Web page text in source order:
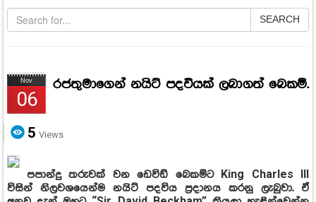
SEARCH
Nov
06
රජතුමාගෙන් නයිට් පදවියක් ලබාගත් බෙකම්.
5 Views
පපාන්දු තරුවක් වන ඩෙවිඩ් බෙකම්ට King Charles III
විසින් නිලවශයෙන්ම නයිට් පදවිය ප්‍රදානය කරනු ලැබුවා. ඒ